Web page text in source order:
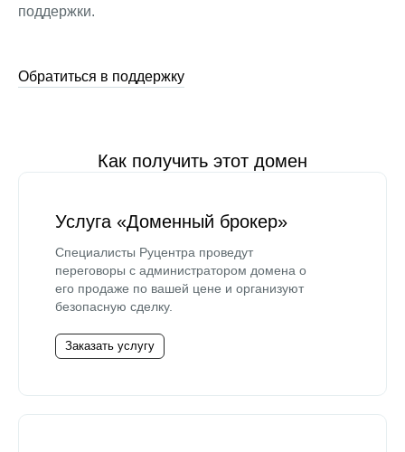
поддержки.
Обратиться в поддержку
Как получить этот домен
Услуга «Доменный брокер»
Специалисты Руцентра проведут
переговоры с администратором домена о
его продаже по вашей цене и организуют
безопасную сделку.
Заказать услугу